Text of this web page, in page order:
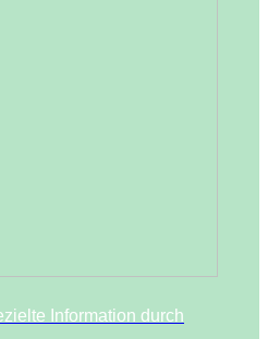
Information durch